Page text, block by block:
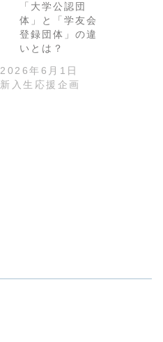
「大学公認団
体」と「学友会
登録団体」の違
いとは？
2026年6月1日
新入生応援企画